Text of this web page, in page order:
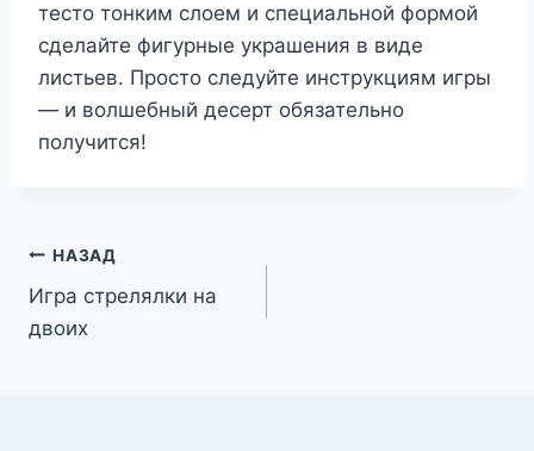
тесто тонким слоем и специальной формой
сделайте фигурные украшения в виде
листьев. Просто следуйте инструкциям игры
— и волшебный десерт обязательно
получится!
Навигация
по
НАЗАД
Игра стрелялки на
двоих